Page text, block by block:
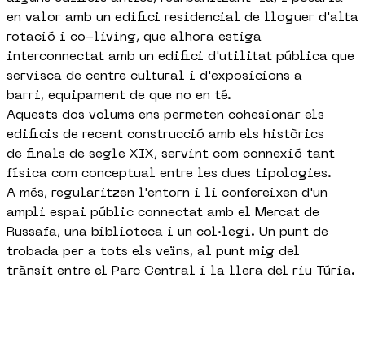
en valor amb un edifici residencial de lloguer d'alta
rotació i co-living, que alhora estiga
interconnectat amb un edifici d'utilitat pública que
servisca de centre cultural i d'exposicions a
barri, equipament de que no en té.
Aquests dos volums ens permeten cohesionar els
edificis de recent construcció amb els històrics
de finals de segle XIX, servint com connexió tant
física com conceptual entre les dues tipologies.
A més, regularitzen l'entorn i li confereixen d'un
ampli espai públic connectat amb el Mercat de
Russafa, una biblioteca i un col·legi. Un punt de
trobada per a tots els veïns, al punt mig del
trànsit entre el Parc Central i la llera del riu Túria.